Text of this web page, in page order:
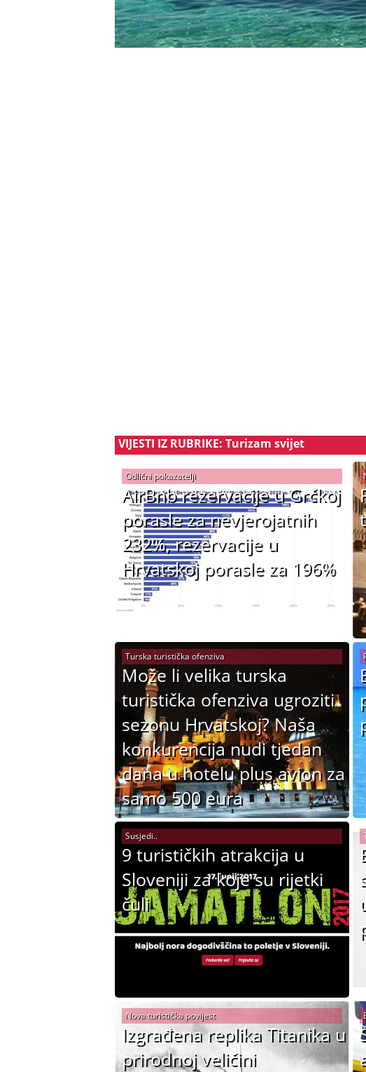
VIJESTI IZ RUBRIKE: Turizam svijet
AirBnb rezervacije u Grčkoj
porasle za nevjerojatnih
232%, rezervacije u
Hrvatskoj porasle za 196%
Odlični pokazatelji
Može li velika turska
turistička ofenziva ugroziti
sezonu Hrvatskoj? Naša
konkurencija nudi tjedan
dana u hotelu plus avion za
samo 500 eura
Turska turistička ofenziva
9 turističkih atrakcija u
Sloveniji za koje su rijetki
čuli
Susjedi..
Izgrađena replika Titanika u
prirodnoj veličini
Nova turistička povijest